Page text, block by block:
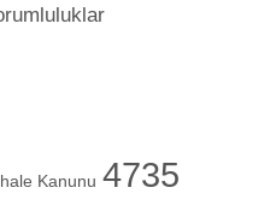
Kanunu 4735